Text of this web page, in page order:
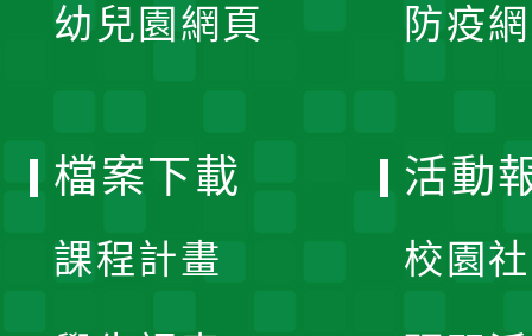
幼兒園網頁 防疫
檔案下載
課程計畫
活動
校園